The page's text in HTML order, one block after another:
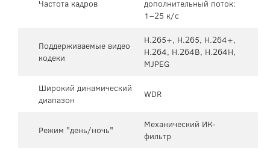
Частота кадров
дополнительный поток:
1–25 к/с
Поддерживаемые видео
кодеки
H.265+, H.265, H.264+,
H.264, H.264B, H.264H,
MJPEG
Широкий динамический
диапазон
WDR
Режим "день/ночь"
Механический ИК-
фильтр